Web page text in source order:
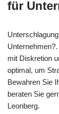
für
mit Diskretion
optimal, um
Bewahren Sie
beraten Sie
Leonberg.